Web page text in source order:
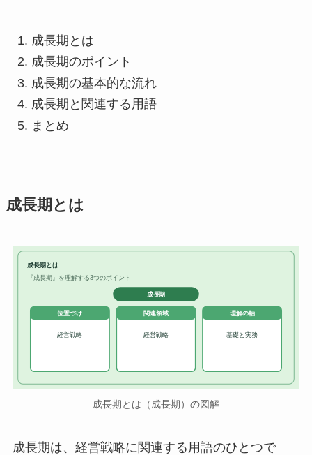
成長期とは
成長期のポイント
成長期の基本的な流れ
成長期と関連する用語
まとめ
成長期とは
成長期とは
『成長期』を理解する3つのポイント
成長期
位置づけ
経営戦略
関連領域
経営戦略
理解の軸
基礎と実務
成長期とは（成長期）の図解
成長期は、経営戦略に関連する用語のひとつで